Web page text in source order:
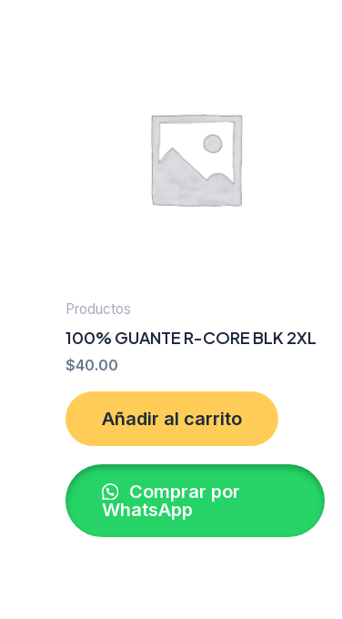
Productos
100% GUANTE R-CORE BLK 2XL
$40.00
Añadir al carrito
Comprar por
WhatsApp